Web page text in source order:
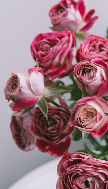
写真と同じものが届く
商品ページに掲載してい
品を撮影したものです。
も色味やサイズ・咲き方に
だけ写真のイメージに近
の目でチェックをしていま